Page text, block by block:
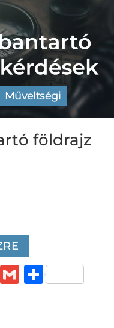
Műveltségi
földrajz
Messenger
GmailOssza